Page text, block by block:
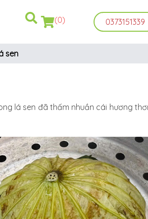
(0) 0373151339
sen
lá sen đã thấm nhuần cái hương